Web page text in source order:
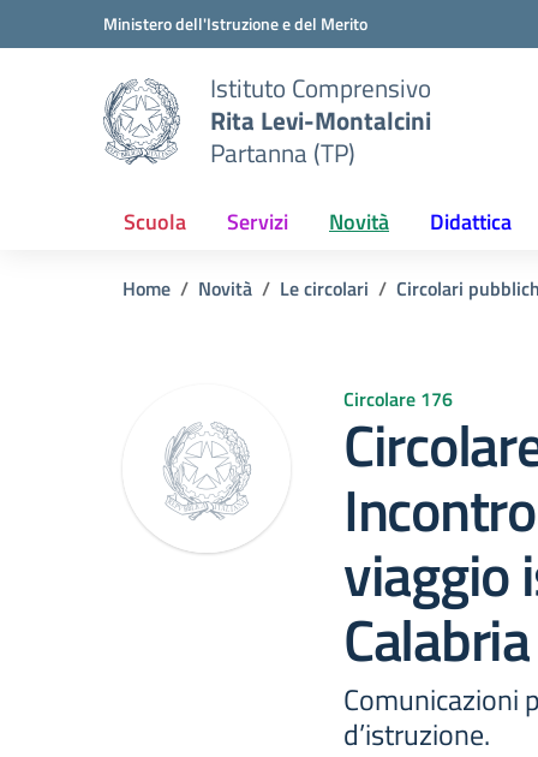
Vai ai contenuti
Vai al menu di navigazioneMinistero dell'Istruzione e del Merito
Istituto Comprensivo
Rita Levi-Montalcini
Partanna (TP)
Scuola Servizi Novità Didattica
Home Novità Le circolari Circolari
Circolare 176
viaggio
Calabria
Comunicazioni
d’istruzione.